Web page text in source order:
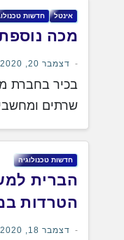
אינטל ‏חדשות
מכה
דצמבר 20, 2020
בכיר בחברת
שרתים
חדשות טכנולוגיה
הברית
הטרדות
דצמבר 18, 2020